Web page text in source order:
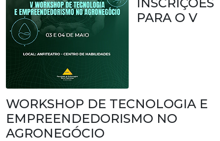
PARA O V
WORKSHOP DE TECNOLOGIA E
EMPREENDEDORISMO NO
AGRONEGÓCIO